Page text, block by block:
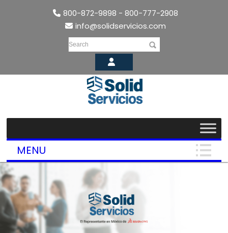
800-872-9898 - 800-777-2908
info@solidservicios.com
Search
MENU